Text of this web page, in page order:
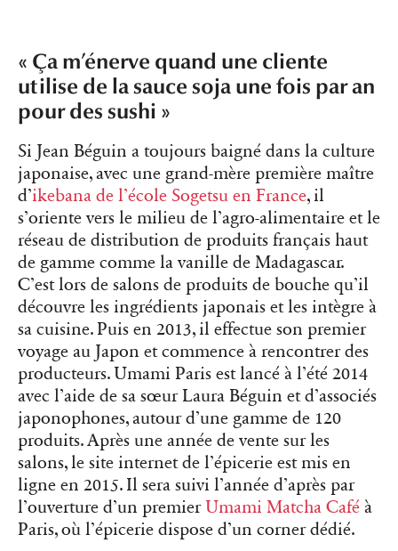
« Ça m’énerve quand une cliente
utilise de la sauce soja une fois par an
pour des sushi »
Si Jean Béguin a toujours baigné dans la culture
japonaise, avec une grand-mère première maître
d’ikebana de l’école Sogetsu en France, il
s’oriente vers le milieu de l’agro-alimentaire et le
réseau de distribution de produits français haut
de gamme comme la vanille de Madagascar.
C’est lors de salons de produits de bouche qu’il
découvre les ingrédients japonais et les intègre à
sa cuisine. Puis en 2013, il effectue son premier
voyage au Japon et commence à rencontrer des
producteurs. Umami Paris est lancé à l’été 2014
avec l’aide de sa sœur Laura Béguin et d’associés
japonophones, autour d’une gamme de 120
produits. Après une année de vente sur les
salons, le site internet de l’épicerie est mis en
ligne en 2015. Il sera suivi l’année d’après par
l’ouverture d’un premierUmami Matcha Café à
Paris, où l’épicerie dispose d’un corner dédié.